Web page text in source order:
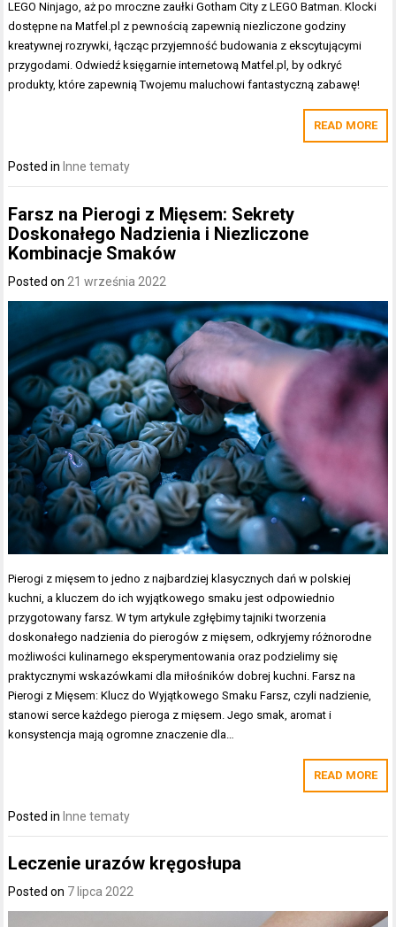
LEGO Ninjago, aż po mroczne zaułki Gotham City z LEGO Batman. Klocki
dostępne na Matfel.pl z pewnością zapewnią niezliczone godziny
kreatywnej rozrywki, łącząc przyjemność budowania z ekscytującymi
przygodami. Odwiedź księgarnie internetową Matfel.pl, by odkryć
produkty, które zapewnią Twojemu maluchowi fantastyczną zabawę!
READ MORE
Posted in Inne tematy
Farsz na Pierogi z Mięsem: Sekrety
Doskonałego Nadzienia i Niezliczone
Kombinacje Smaków
Posted on 21 września 2022
Pierogi z mięsem to jedno z najbardziej klasycznych dań w polskiej
kuchni, a kluczem do ich wyjątkowego smaku jest odpowiednio
przygotowany farsz. W tym artykule zgłębimy tajniki tworzenia
doskonałego nadzienia do pierogów z mięsem, odkryjemy różnorodne
możliwości kulinarnego eksperymentowania oraz podzielimy się
praktycznymi wskazówkami dla miłośników dobrej kuchni. Farsz na
Pierogi z Mięsem: Klucz do Wyjątkowego Smaku Farsz, czyli nadzienie,
stanowi serce każdego pieroga z mięsem. Jego smak, aromat i
konsystencja mają ogromne znaczenie dla…
READ MORE
Posted inInne tematy
Leczenie urazów kręgosłupa
Posted on 7 lipca 2022